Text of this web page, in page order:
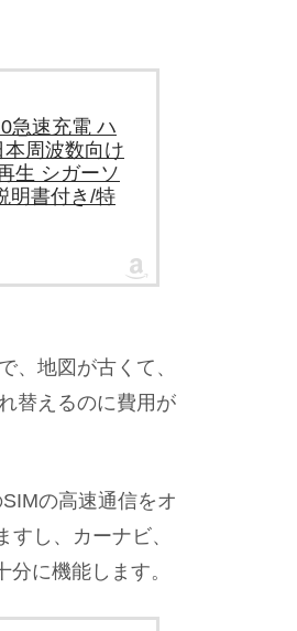
急速充電 ハ
周波数向け
生 シガーソ
明書付き/特
、地図が古くて、
替えるのに費用が
の高速通信をオ
し、カーナビ、
に機能します。